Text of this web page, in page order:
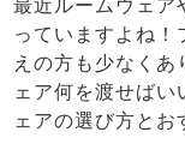
最近ルームウェア
っていますよね！
えの方も少なくあ
ェア何を渡せばい
ェアの選び方とお